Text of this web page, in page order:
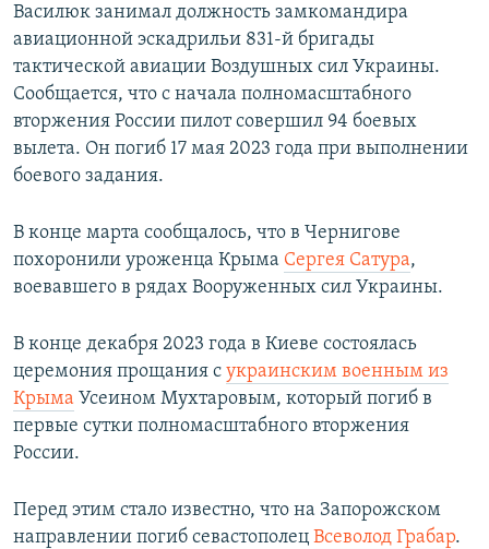
Все сайты RFE/RL
Василюк занимал должность замкомандира
авиационной эскадрильи 831-й бригады
тактической авиации Воздушных сил Украины.
Сообщается, что с начала полномасштабного
вторжения России пилот совершил 94 боевых
вылета. Он погиб 17 мая 2023 года при выполнении
боевого задания.
В конце марта сообщалось, что в Чернигове
похоронили уроженца Крыма Сергея Сатура,
воевавшего в рядах Вооруженных сил Украины.
В конце декабря 2023 года в Киеве состоялась
церемония прощания с украинским военным из
Крыма Усеином Мухтаровым, который погиб в
первые сутки полномасштабного вторжения
России.
Перед этим стало известно, что на Запорожском
направлении погиб севастополец Всеволод Грабар.